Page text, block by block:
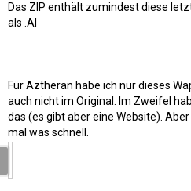
Das ZIP enthält zumindest diese
als .AI
Für Aztheran habe ich nur dieses
auch nicht im Original. Im Zweifel
das (es gibt aber eine Website).
mal was schnell.